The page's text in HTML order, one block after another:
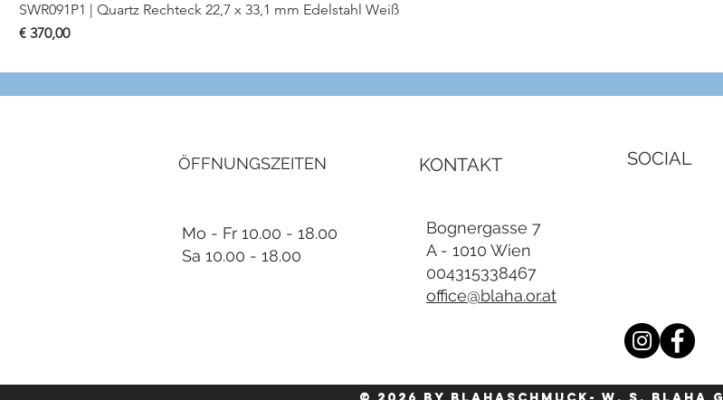
SWR091P1 | Quartz Rechteck 22,7 x 33,1 mm Edelstahl Weiß
Preis
€ 370,00
ÖFFNUNGSZEITEN
Mo - Fr 10.00 - 18.00
Sa 10.00 - 18.00
KONTAKT SOCIAL
Bognergasse 7
A - 1010 Wien
004315338467
office@blaha.or.at